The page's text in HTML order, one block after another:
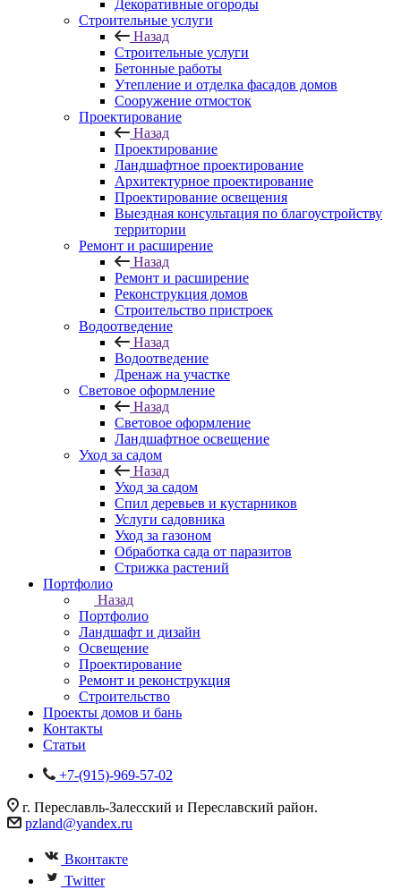
Декоративные огороды
Строительные услуги
Назад
Строительные услуги
Бетонные работы
Утепление и отделка фасадов домов
Сооружение отмосток
Проектирование
Назад
Проектирование
Ландшафтное проектирование
Архитектурное проектирование
Проектирование освещения
Выездная консультация по благоустройству
территории
Ремонт и расширение
Назад
Ремонт и расширение
Реконструкция домов
Строительство пристроек
Водоотведение
Назад
Водоотведение
Дренаж на участке
Световое оформление
Назад
Световое оформление
Ландшафтное освещение
Уход за садом
Назад
Уход за садом
Спил деревьев и кустарников
Услуги садовника
Уход за газоном
Обработка сада от паразитов
Стрижка растений
Портфолио
Назад
Портфолио
Ландшафт и дизайн
Освещение
Проектирование
Ремонт и реконструкция
Строительство
Проекты домов и бань
Контакты
Статьи
+7-(915)-969-57-02
г. Переславль-Залесский и Переславский район.
pzland@yandex.ru
Вконтакте
Twitter